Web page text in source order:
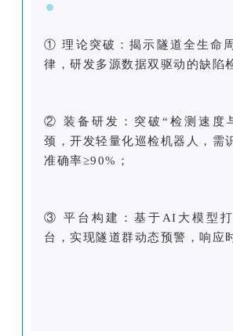
① 理论突破：揭示隧道全生命
律，研发多源数据双驱动的缺陷
② 装备研发：突破“检测速度
颈，开发轻量化巡检机器人，需
准确率≥90%；
③ 平台构建：基于AI大模型
台，实现隧道群动态预警，响应